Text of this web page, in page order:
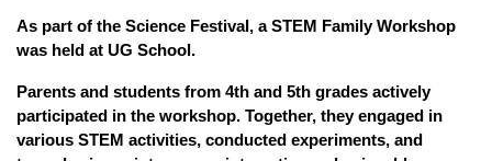
As part of the Science Festival, a STEM Family Workshop
was held at UG School.
Parents and students from 4th and 5th grades actively
participated in the workshop. Together, they engaged in
various STEM activities, conducted experiments, and